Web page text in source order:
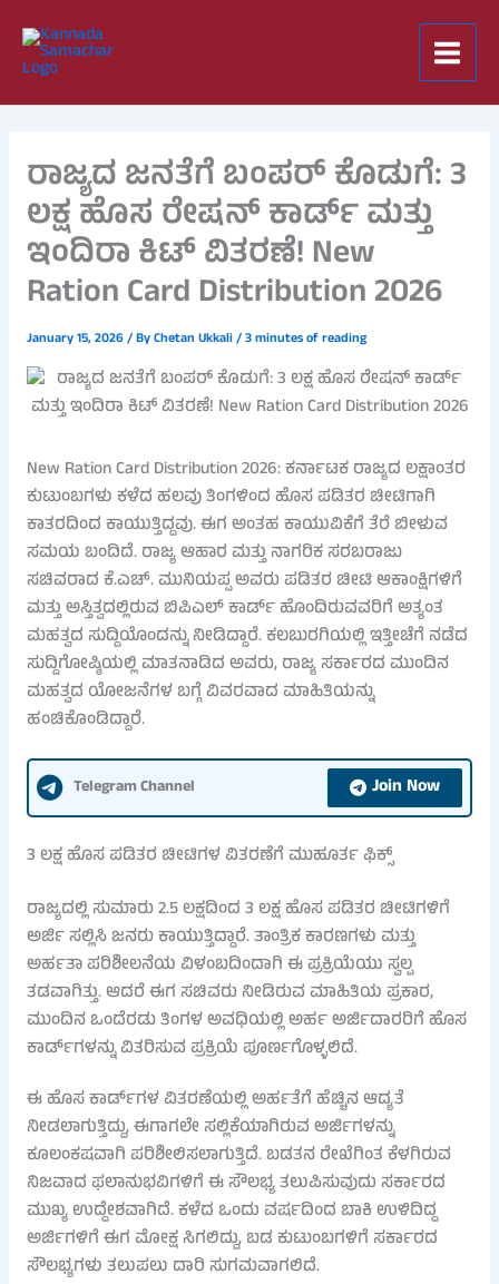
content
ರಾಜ್ಯದ ಜನತೆಗೆ ಬಂಪರ್ ಕೊಡುಗೆ: 3
ಲಕ್ಷ ಹೊಸ ರೇಷನ್ ಕಾರ್ಡ್ ಮತ್ತು
ಇಂದಿರಾ ಕಿಟ್ ವಿತರಣೆ! New
Ration Card Distribution 2026
January 15, 2026/ ByChetan Ukkali/3 minutes of reading
New Ration Card Distribution 2026: ಕರ್ನಾಟಕ ರಾಜ್ಯದ ಲಕ್ಷಾಂತರ
ಕುಟುಂಬಗಳು ಕಳೆದ ಹಲವು ತಿಂಗಳಿಂದ ಹೊಸ ಪಡಿತರ ಚೀಟಿಗಾಗಿ
ಕಾತರದಿಂದ ಕಾಯುತ್ತಿದ್ದವು. ಈಗ ಅಂತಹ ಕಾಯುವಿಕೆಗೆ ತೆರೆ ಬೀಳುವ
ಸಮಯ ಬಂದಿದೆ. ರಾಜ್ಯ ಆಹಾರ ಮತ್ತು ನಾಗರಿಕ ಸರಬರಾಜು
ಸಚಿವರಾದ ಕೆ.ಎಚ್. ಮುನಿಯಪ್ಪ ಅವರು ಪಡಿತರ ಚೀಟಿ ಆಕಾಂಕ್ಷಿಗಳಿಗೆ
ಮತ್ತು ಅಸ್ತಿತ್ವದಲ್ಲಿರುವ ಬಿಪಿಎಲ್ ಕಾರ್ಡ್ ಹೊಂದಿರುವವರಿಗೆ ಅತ್ಯಂತ
ಮಹತ್ವದ ಸುದ್ದಿಯೊಂದನ್ನು ನೀಡಿದ್ದಾರೆ. ಕಲಬುರಗಿಯಲ್ಲಿ ಇತ್ತೀಚೆಗೆ ನಡೆದ
ಸುದ್ದಿಗೋಷ್ಠಿಯಲ್ಲಿ ಮಾತನಾಡಿದ ಅವರು, ರಾಜ್ಯ ಸರ್ಕಾರದ ಮುಂದಿನ
ಮಹತ್ವದ ಯೋಜನೆಗಳ ಬಗ್ಗೆ ವಿವರವಾದ ಮಾಹಿತಿಯನ್ನು
ಹಂಚಿಕೊಂಡಿದ್ದಾರೆ.
Telegram Channel Join Now
3 ಲಕ್ಷ ಹೊಸ ಪಡಿತರ ಚೀಟಿಗಳ ವಿತರಣೆಗೆ ಮುಹೂರ್ತ ಫಿಕ್ಸ್
ರಾಜ್ಯದಲ್ಲಿ ಸುಮಾರು 2.5 ಲಕ್ಷದಿಂದ 3 ಲಕ್ಷ ಹೊಸ ಪಡಿತರ ಚೀಟಿಗಳಿಗೆ
ಅರ್ಜಿ ಸಲ್ಲಿಸಿ ಜನರು ಕಾಯುತ್ತಿದ್ದಾರೆ. ತಾಂತ್ರಿಕ ಕಾರಣಗಳು ಮತ್ತು
ಅರ್ಹತಾ ಪರಿಶೀಲನೆಯ ವಿಳಂಬದಿಂದಾಗಿ ಈ ಪ್ರಕ್ರಿಯೆಯು ಸ್ವಲ್ಪ
ತಡವಾಗಿತ್ತು. ಆದರೆ ಈಗ ಸಚಿವರು ನೀಡಿರುವ ಮಾಹಿತಿಯ ಪ್ರಕಾರ,
ಮುಂದಿನ ಒಂದೆರಡು ತಿಂಗಳ ಅವಧಿಯಲ್ಲಿ ಅರ್ಹ ಅರ್ಜಿದಾರರಿಗೆ ಹೊಸ
ಕಾರ್ಡ್‌ಗಳನ್ನು ವಿತರಿಸುವ ಪ್ರಕ್ರಿಯೆ ಪೂರ್ಣಗೊಳ್ಳಲಿದೆ.
ಈ ಹೊಸ ಕಾರ್ಡ್‌ಗಳ ವಿತರಣೆಯಲ್ಲಿ ಅರ್ಹತೆಗೆ ಹೆಚ್ಚಿನ ಆದ್ಯತೆ
ನೀಡಲಾಗುತ್ತಿದ್ದು, ಈಗಾಗಲೇ ಸಲ್ಲಿಕೆಯಾಗಿರುವ ಅರ್ಜಿಗಳನ್ನು
ಕೂಲಂಕಷವಾಗಿ ಪರಿಶೀಲಿಸಲಾಗುತ್ತಿದೆ. ಬಡತನ ರೇಖೆಗಿಂತ ಕೆಳಗಿರುವ
ನಿಜವಾದ ಫಲಾನುಭವಿಗಳಿಗೆ ಈ ಸೌಲಭ್ಯ ತಲುಪಿಸುವುದು ಸರ್ಕಾರದ
ಮುಖ್ಯ ಉದ್ದೇಶವಾಗಿದೆ. ಕಳೆದ ಒಂದು ವರ್ಷದಿಂದ ಬಾಕಿ ಉಳಿದಿದ್ದ
ಅರ್ಜಿಗಳಿಗೆ ಈಗ ಮೋಕ್ಷ ಸಿಗಲಿದ್ದು, ಬಡ ಕುಟುಂಬಗಳಿಗೆ ಸರ್ಕಾರದ
ಸೌಲಭ್ಯಗಳು ತಲುಪಲು ದಾರಿ ಸುಗಮವಾಗಲಿದೆ.